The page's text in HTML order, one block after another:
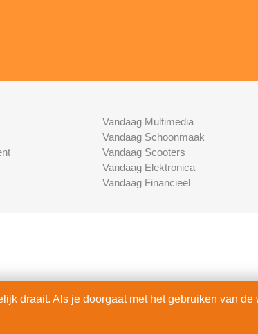
Vandaag Multimedia
Vandaag Schoonmaak
Vandaag Scooters
Vandaag Elektronica
Vandaag Financieel
draait. Als je doorgaat met het gebruiken van